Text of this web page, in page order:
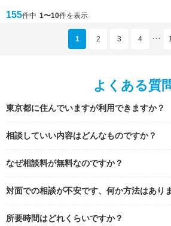
155件中 1〜10件を表示
1 2 3 4 ･･･
よくある質
東京都に住んでいますが利用できますか？
相談していい内容はどんなものですか？
なぜ相談料が無料なのですか？
対面での相談が不安です、何か方法はあり
所要時間はどれくらいですか？